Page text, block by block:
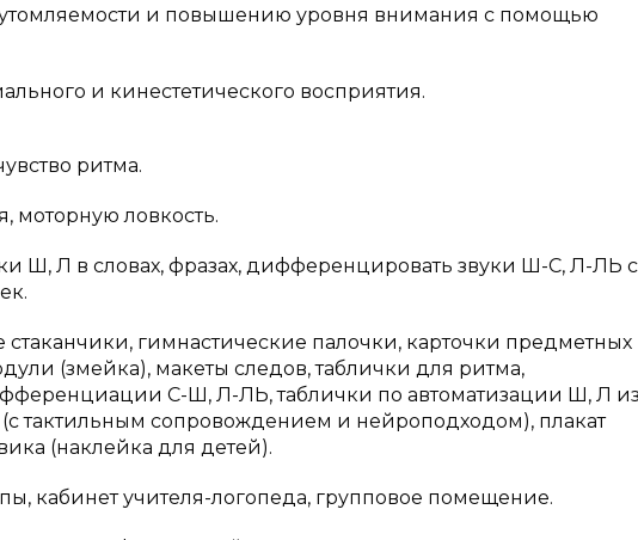
и повышению уровня внимания с помощью
и кинестетического восприятия.
ритма.
моторную ловкость.
Ш, Л в словах, фразах, дифференцировать звуки Ш-С, Л-ЛЬ с
стаканчики, гимнастические палочки, карточки предметных
(змейка), макеты следов, таблички для ритма,
С-Ш, Л-ЛЬ, таблички по автоматизации Ш, Л
тактильным сопровождением и нейроподходом), плакат
(наклейка для детей).
кабинет учителя-логопеда, групповое помещение.